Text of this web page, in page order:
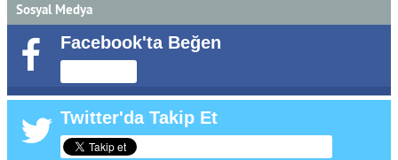
Sosyal Medya
Facebook'ta Beğen
Twitter'da Takip Et